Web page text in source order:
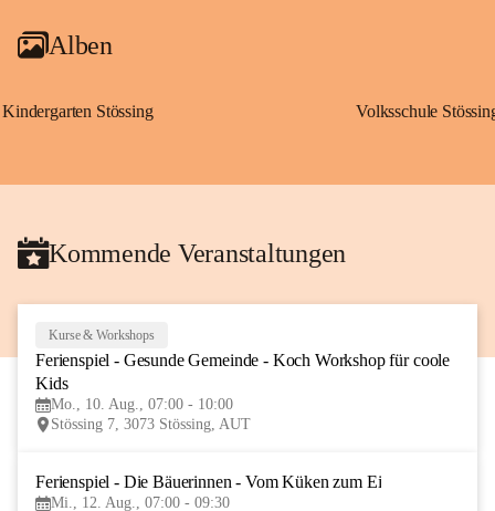
Alben
Kindergarten Stössing Volksschule
Kommende Veranstaltungen
AUG
Kurse & Workshops
Ferienspiel - Gesunde Gemeinde - Koch Workshop für coole
Kids
Mo., 10. Aug., 07:00 - 10:00
Stössing 7, 3073 Stössing, AUT
Ferienspiel - Die Bäuerinnen - Vom Küken zum Ei
Mi., 12. Aug., 07:00 - 09:30